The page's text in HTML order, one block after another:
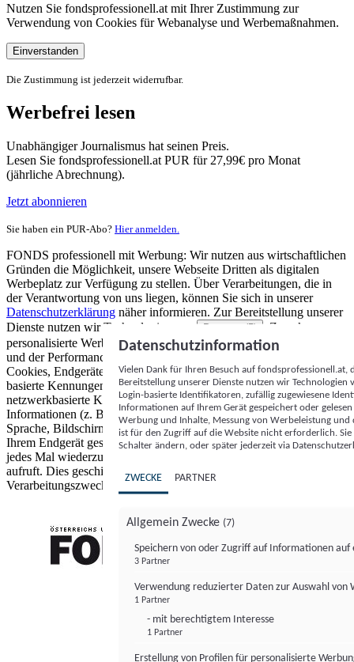
Nutzen Sie fondsprofessionell.at mit Ihrer Zustimmung zur
Verwendung von Cookies für Webanalyse und Werbemaßnahmen.
Einverstanden
Die Zustimmung ist jederzeit widerrufbar.
Werbefrei lesen
Unabhängiger Journalismus hat seinen Preis.
Lesen Sie fondsprofessionell.at PUR für 27,99€ pro Monat
(jährliche Abrechnung).
Jetzt abonnieren
Sie haben ein PUR-Abo? Hier anmelden.
FONDS professionell mit Werbung: Wir nutzen aus wirtschaftlichen
Gründen die Möglichkeit, unsere Webseite Dritten als digitalen
Werbeplatz zur Verfügung zu stellen. Über Verarbeitungen, die in
der Verantwortung von uns liegen, können Sie sich in unserer
Datenschutzerklärung näher informieren. Zur Bereitstellung unserer
Dienste nutzen wir Technologien von
Partnern (5)
. Zwecke:
personalisierte Werbung und Inhalte, Messung von Werbeleistung
und der Performance von Inhalten sowie Zielgruppenforschung.
Cookies, Endgeräte- oder ähnliche Online-Kennungen (z. B. login-
basierte Kennungen, zufällig generierte Kennungen,
netzwerkbasierte Kennungen) können zusammen mit anderen
Informationen (z. B. Browsertyp und Browserinformationen,
Sprache, Bildschirmgröße, unterstützte Technologien usw.) auf
Ihrem Endgerät gespeichert oder von dort ausgelesen werden, um es
jedes Mal wiederzuerkennen, wenn es eine App oder einer Webseite
aufruft. Dies geschieht für einen oder mehrere der hier aufgeführten
Verarbeitungszwecke.
Datenschutzinformation
Vielen Dank für Ihren Besuch auf
Bereitstellung unserer Dienste nutzen wir Technologien
Login-basierte Identifikatoren, zufällig zugewiesene
Informationen auf Ihrem Gerät gespeichert oder
Werbung und Inhalte, Messung von Werbeleistung
ist für den Zugriff auf die Website nicht erforderlich.
Schalter ändern, oder später jederzeit via
ZWECKE PARTNER
Allgemein Zwecke (7)
Speichern von oder Zugriff auf Informationen auf
3 Partner
Verwendung reduzierter Daten zur Auswahl von
1 Partner
- mit berechtigtem Interesse
1 Partner
Erstellung von Profilen für personalisierte
FONDS professionell